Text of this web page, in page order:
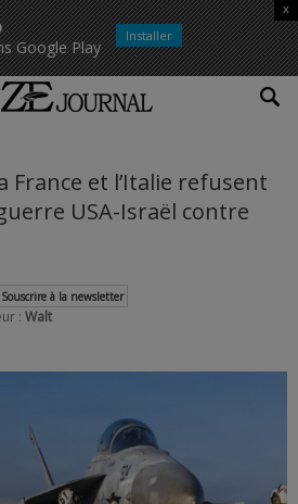
Google Play
x
Installer
France et l’Italie refusent
USA-Israël contre
Souscrire à la newsletter
: Walt